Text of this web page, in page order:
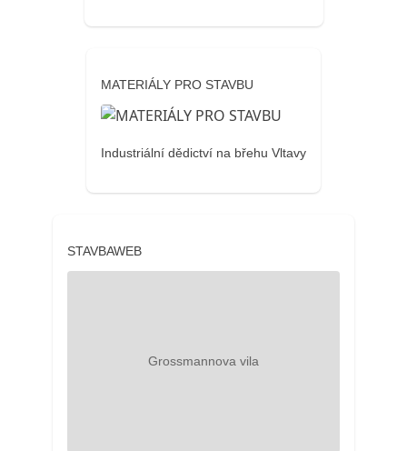
MATERIÁLY PRO STAVBU
Industriální dědictví na břehu Vltavy
STAVBAWEB